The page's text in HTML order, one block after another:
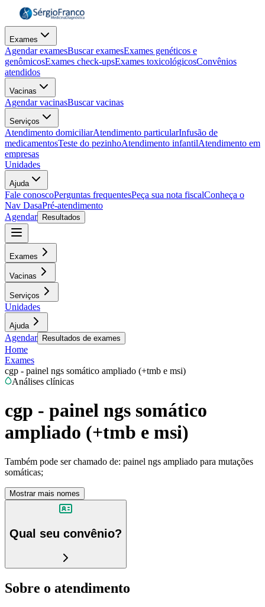
Exames
Agendar examesBuscar examesExames genéticos e
genômicosExames check-upsExames toxicológicosConvênios
atendidos
Vacinas
Agendar vacinasBuscar vacinas
Serviços
Atendimento domiciliarAtendimento particularInfusão de
medicamentosTeste do pezinhoAtendimento infantilAtendimento em
empresas
Unidades
Ajuda
Fale conoscoPerguntas frequentesPeça sua nota fiscalConheça o
Nav DasaPré-atendimento
Agendar
Resultados
Exames
Vacinas
Serviços
Unidades
Ajuda
Agendar Resultados de exames
Home
Exames
cgp - painel ngs somático ampliado (+tmb e msi)
Análises clínicas
cgp - painel ngs somático
ampliado (+tmb e msi)
Também pode ser chamado de: painel ngs ampliado para mutações
somáticas;
Mostrar mais nomes
Qual seu convênio?
Sobre o atendimento